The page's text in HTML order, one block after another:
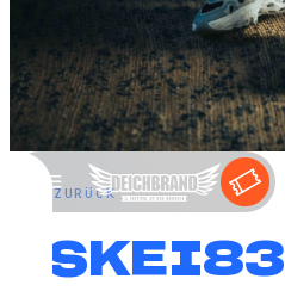
ZURÜCK
ESKEI83